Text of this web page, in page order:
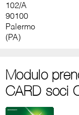
102/A
90100
Palermo
(PA)
Modulo
CARD soci